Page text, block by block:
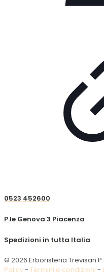
0523 452600
P.le Genova 3 Piacenza
Spedizioni in tutta Italia
© 2026 Erboristeria Trevisan
Policy- Termini e condizioni -